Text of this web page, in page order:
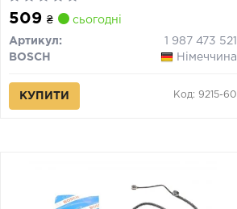
509 ₴ сьогодні
Артикул:
1 987 473 521
BOSCH
Німеччина
КУПИТИ Код: 9215-60